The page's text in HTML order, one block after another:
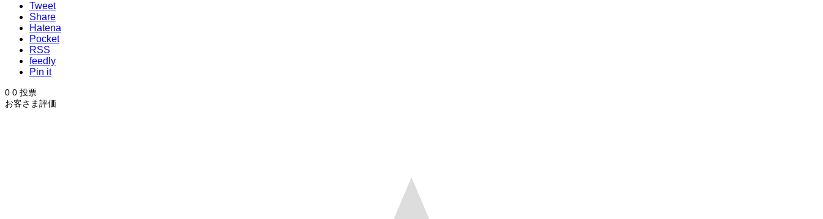
Tweet
Share
Hatena
Pocket
RSS
feedly
Pin it
0 0 投票
お客さま評価